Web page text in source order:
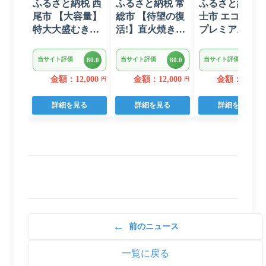
ふるさと納税 西
尾市 【大容量】
特大大盛むきえ
K287
当サイト評価 80.0
金額：12,000 円
詳細を見る
ふるさと納税 常
総市 【待望の復
活!】直火焼きハ
ラスソース 3kg
22個入り
当サイト評価 80.0
金額：12,000 円
詳細を見る
ふるさと納税
士市 エコロジ
プレミアム ト
ダブル 96ロー
日用品 人気
当サイト評価
金額：14,000
詳細を見る
← 前のニュース
一覧に戻る